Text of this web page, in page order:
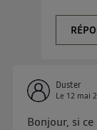
Duster
Le 12 mai
Bonjour, si